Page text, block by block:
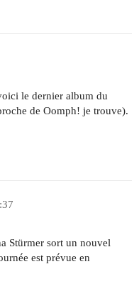
le dernier album du
de Oomph! je trouve).
Stürmer sort un nouvel
est prévue en